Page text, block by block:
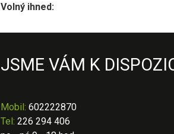
Volný ihned:
JSME VÁM K
Mobil : 602222870
Tel: 226 294 406